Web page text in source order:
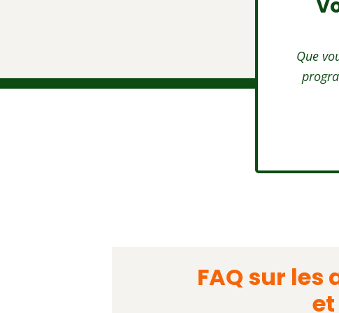
Que
FAQ sur